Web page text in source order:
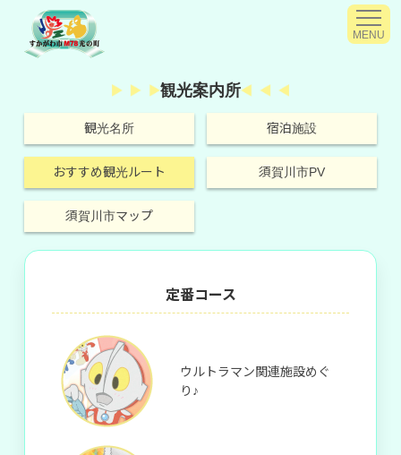
MENU
観光案内所
観光名所 宿泊施設
おすすめ観光ルート 須賀川市PV
須賀川市マップ
定番コース
ウルトラマン関連施設めぐ
り♪